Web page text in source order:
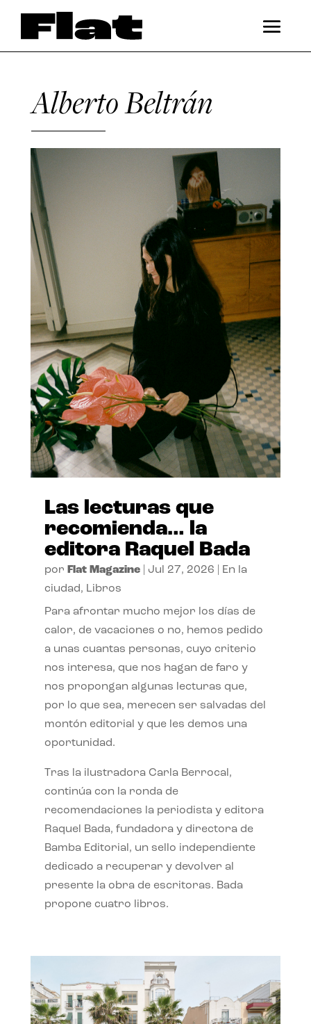
Alberto Beltrán
Las lecturas que
recomienda… la
editora Raquel Bada
por Flat Magazine| Jul 27, 2026
En la
ciudad, Libros
Para afrontar mucho mejor los días de
calor, de vacaciones o no, hemos pedido
a unas cuantas personas, cuyo criterio
nos interesa, que nos hagan de faro y
nos propongan algunas lecturas que,
por lo que sea, merecen ser salvadas del
montón editorial y que les demos una
oportunidad.
Tras la ilustradora Carla Berrocal,
continúa con la ronda de
recomendaciones la periodista y editora
Raquel Bada, fundadora y directora de
Bamba Editorial, un sello independiente
dedicado a recuperar y devolver al
presente la obra de escritoras. Bada
propone cuatro libros.